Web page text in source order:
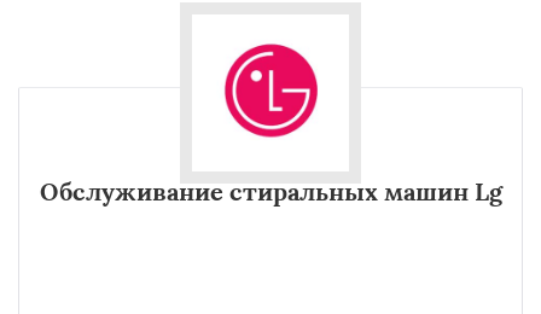
Обслуживание стиральных машин Lg